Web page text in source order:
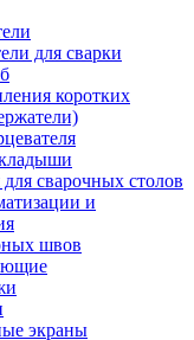
для сварки
коротких
сварочных столов
и
швов
экраны